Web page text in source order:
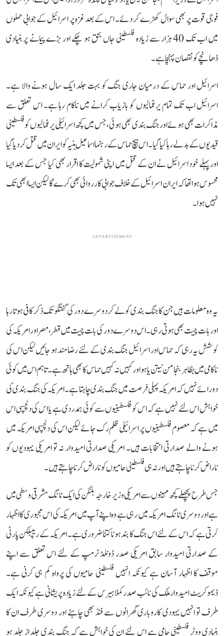
فوجی قوت پر بھی سوال کھڑے کر دئے۔ اس کے بعد غزہ پر اسرائیل کے جوابی حملوں
میں اب تک 40 ہزار سے زیادہ فلسطینی جاں بحق ہو چکے اور بڑے پیمانے پر بنیادی
ڈھانچے کو نقصان پہنچا ہے۔
اسرائیل اور حماس کے درمیان جاری جنگ کو بہت جلد ایک سال ہونے والا ہے۔
اسرائیل اب تک تمام یرغمالیوں کو بازیاب کرانے میں ناکام رہا ہے۔ اس تعلق سے
مذاکرات بھی ہوئے اور جنگ بندی بھی ہوئی، جس میں کچھ اسرائیلی یرغمالیوں کو فلسطینی
قیدیوں کے بدلے رہا کیا گیا۔ اس بیچ حماس کے رہنما اسماعیل ہنیہ کو ایران میں قتل کر دیا گیا
اور پہلے خود اسرائیل نے ان کے قتل میں اپنی شمولیت کا اقرار بھی کیا جس کے بعد ایسا
محسوس ہوا تھا کہ ایران اسرائیل کے خلاف جوابی کارروائی بھی کرے گا لیکن ایسا ابھی تک
نہیں ہوا۔
ADVERTISEMENT
یہ وہ معلومات ہیں جن کا جنگ بندی کو لے کر دوسرے دور کی گفتگو تک ذکر کافی ہوتا رہا
اور بات چیت بھی ہوتی رہی۔ اس دوسرے دور کی بات چیت میں قطر، مصر اور امریکہ کی
کوشش یہ رہی کہ حماس اور اسرائیل جنگ بندی کے لئے رضامند ہو جائیں لیکن اس کی
ناکامی میں بظاہر بنجامن نیتن یاہو اور کہیں نہ کہیں حماس کا بھی ہاتھ ہے۔ تاہم اس میں کوئی
دو رائے نہیں کہ امریکہ پہلی فرصت میں جنگ بندی چاہتا ہے۔ امریکہ کی جنگ بندی کی
خواہش اس لئے نہیں ہے کہ اس کو فلسطینیوں سے کوئی ہمدردی ہے یا اس کی دلچسپی اس
میں ہے کہ معصوم فلسطینیوں پر اسرائیلی ظلم رک جائے لیکن اس کی دلچسپی امریکہ میں
ہونے والے صدارتی انتخابات ہیں۔ امریکی صدارتی امیدوار نہ تو امریکی یہودیوں کو
ناراض کرنا چاہتے ہیں اور نہ ہی فلسطینی حامیوں کو ناراض کرنا چاہتے ہیں۔
جس طرح پچھلے کچھ مہینوں سے امریکی وزیر خارجہ بلنکن کی ایک ٹانگ مشرقی وسطی میں
ہے اور دوسری ٹانگ امریکہ میں رہی ہے وہ اپنے آپ میں امریکہ کی اس مجبوری کا اظہار
کرتی ہے کہ اس کے لئے اس جنگ کا بند ہونا کتنا ضروری ہے۔ امریکہ کے ریپبلکن پارٹی
کے صدارتی امیدوار سابق امریکی صدر ڈونلڈ ٹرمپ کے لئے اس تعلق سے اپنے
موقف کا اظہار آسان ہے کیونکہ انہیں فلسطینی حامیوں کی پرواہ کم ہی کرنی ہے۔
ڈیموکریٹ امیدوار ملک کی نائب صدر کملا ہیرس کے لئے زیادہ پریشانی ہے کیونکہ ایک
طرف تو انہیں یہودی کاروباری گھرانوں سے فنڈ بھی چاہئے اور دوسری طرف ان کا
بنیادی ووٹر فلسطینی حامی ہے اس لئے ان کی خواہش ہے کہ جنگ بندی جلد از جلد ہو